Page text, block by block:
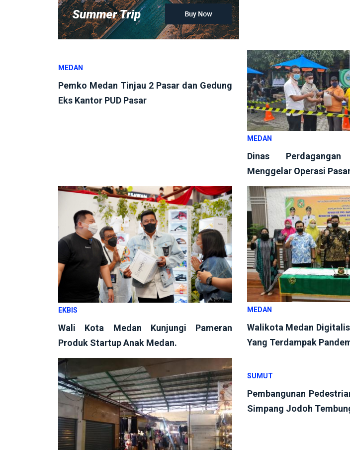
MEDAN
Pemko Medan Tinjau 2 Pasar dan Gedung
Eks Kantor PUD Pasar
MEDAN
Dinas
Menggelar Operasi
EKBIS
Wali Kota Medan Kunjungi Pameran
Produk Startup Anak Medan.
MEDAN
Walikota Medan
Yang Terdampak
SUMUT
Pembangunan
Simpang Jodoh